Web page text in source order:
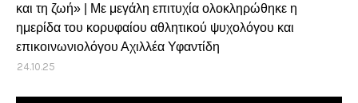
και τη ζωή» | Με μεγάλη επιτυχία ολοκληρώθηκε η
ημερίδα του κορυφαίου αθλητικού ψυχολόγου και
επικοινωνιολόγου Αχιλλέα Υφαντίδη
24.10.25